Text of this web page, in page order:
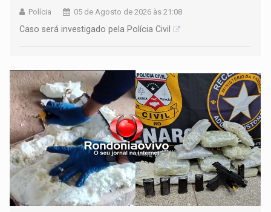
Polícia 05 de Agosto de 2026 às 21:08
Caso será investigado pela Polícia Civil